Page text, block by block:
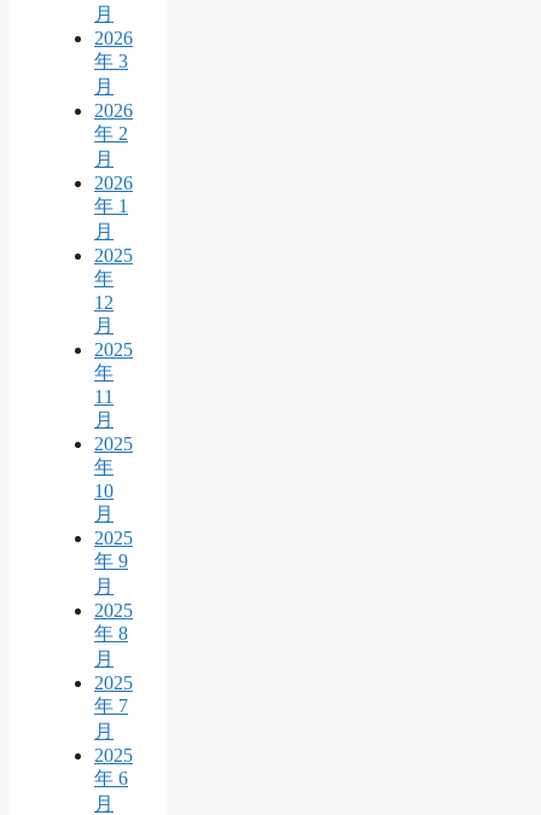
月
2026
年 3
月
2026
年 2
月
2026
年 1
月
2025
年
12
月
2025
年
11
月
2025
年
10
月
2025
年 9
月
2025
年 8
月
2025
年 7
月
2025
年 6
月